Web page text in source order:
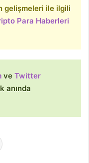
gelişmeleri ile ilgili
Para Haberleri
ve Twitter
anında